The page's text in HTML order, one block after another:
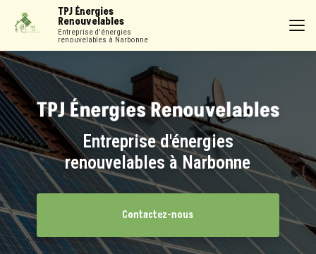
contenu
TPJ Énergies
Renouvelables
Entreprise d'énergies
renouvelables à Narbonne
Entreprise d'énergies
renouvelables à Narbonne
Contactez-nous